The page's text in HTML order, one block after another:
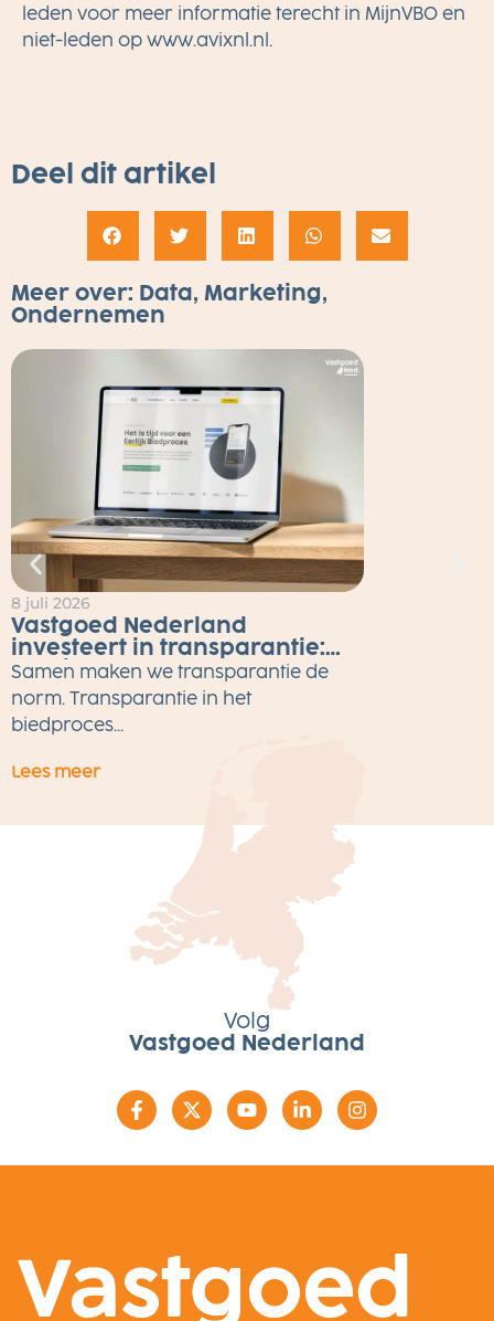
leden voor meer informatie terecht in MijnVBO en
niet-leden op www.avixnl.nl .
Deel dit artikel
Meer over: Data, Marketing,
Ondernemen
8 juli 2026
Vastgoed Nederland
investeert in transparantie:
Eerlijk Bieden tot eind 2026
gratis voor alle makelaars
Samen maken we transparantie de
norm. Transparantie in het
biedproces...
Lees meer
Volg
Vastgoed Nederland